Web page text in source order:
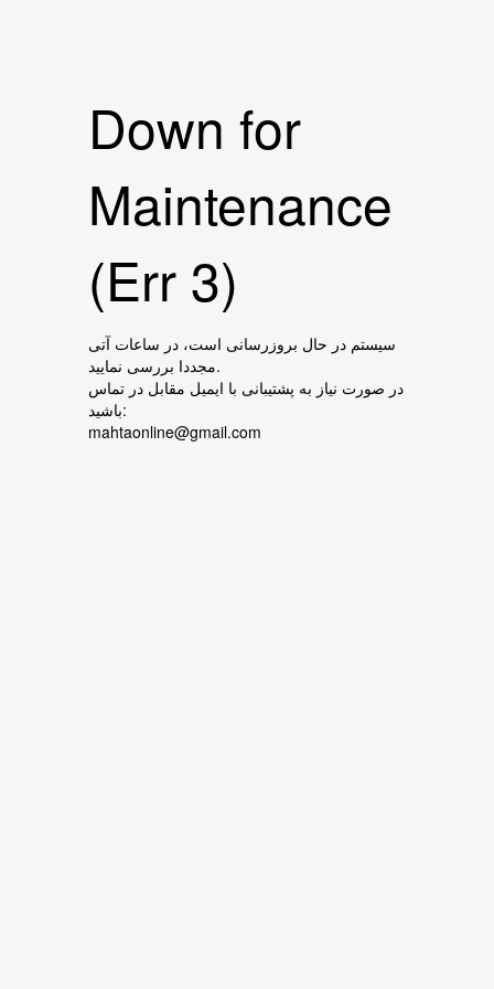
Down for
Maintenance
(Err 3)
سیستم در حال بروزرسانی است، در ساعات آتی
مجددا بررسی نمایید.
در صورت نیاز به پشتیبانی با ایمیل مقابل در تماس
باشید:
mahtaonline@gmail.com